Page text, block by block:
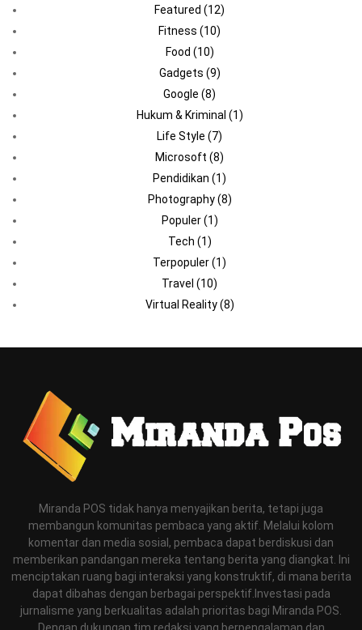
Featured (12)
Fitness (10)
Food (10)
Gadgets (9)
Google (8)
Hukum & Kriminal (1)
Life Style (7)
Microsoft (8)
Pendidikan (1)
Photography(8)
Populer(1)
Tech (1)
Terpopuler(1)
Travel (10)
Virtual Reality(8)
Miranda POS tidak hanya menyajikan berita, tetapi juga
membangun komunitas pembaca yang aktif. Melalui kolom
komentar dan media sosial, pembaca dapat berdiskusi dan
memberikan pandangan mereka tentang berita yang diangkat. Ini
menciptakan ruang bagi interaksi yang konstruktif, di mana berita
dapat dibahas dengan berbagai perspektif.Investasi pada
jurnalisme yang berkualitas adalah prioritas bagi Miranda POS.
Dengan dukungan tim redaksi yang berpengalaman dan